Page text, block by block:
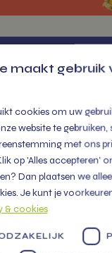
partner
snelle
service in
Lees meer!
maakt gebruik
cookies om uw
website te
met ons
op 'Alles accepteren'
Dan plaatsen we
Je kunt je
& cookies